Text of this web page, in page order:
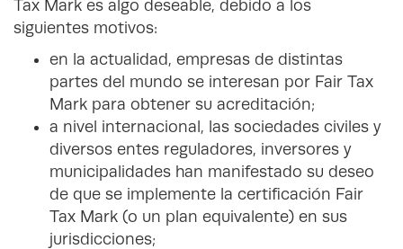
Tax Mark es algo deseable, debido a los
siguientes motivos:
en la actualidad, empresas de distintas
partes del mundo se interesan por Fair Tax
Mark para obtener su acreditación;
a nivel internacional, las sociedades civiles y
diversos entes reguladores, inversores y
municipalidades han manifestado su deseo
de que se implemente la certificación Fair
Tax Mark (o un plan equivalente) en sus
jurisdicciones;